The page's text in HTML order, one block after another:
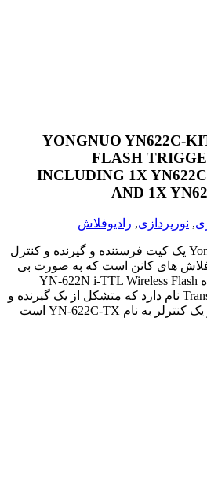
YONGNUO YN622C-
FLASH
INCLUDING 1X
AND 1X
, نورپردازی, رادیوفلاش
محصول جدید شرکت Yongnuo یک کیت فرستنده و گیرنده و کنترل
فلاش های کانن است که به صورت بی
سیم کار می کند. این دستگاه YN-622N i-TTL Wireless Flash
Transceiver & TX Controller Kit نام دارد که متشکل از یک گیرنده و